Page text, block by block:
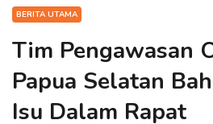
BERITA UTAMA
Tim Pengawasan
Papua Selatan
Isu Dalam Rapat